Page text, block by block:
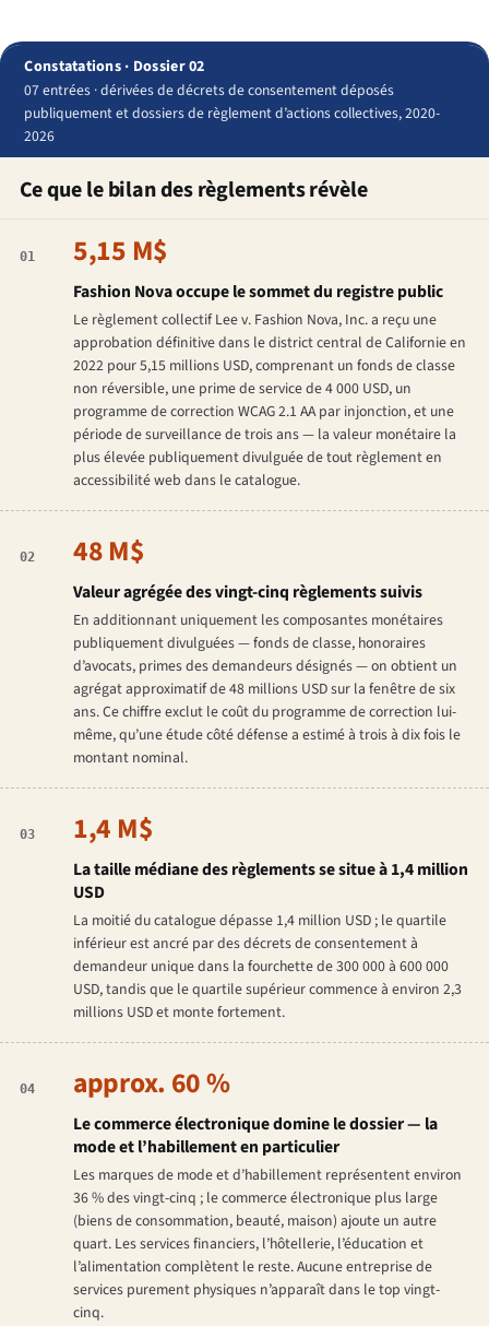
Constatations · Dossier 02
07 entrées · dérivées de décrets de consentement déposés
publiquement et dossiers de règlement d’actions collectives, 2020-
2026
Ce que le bilan des règlements révèle
01 5,15 M$
Fashion Nova occupe le sommet du registre public
Le règlement collectifLee v. Fashion Nova, Inc.a reçu une
approbation définitive dans le district central de Californie en
2022 pour 5,15 millions USD, comprenant un fonds de classe
non réversible, une prime de service de 4 000 USD, un
programme de correction WCAG 2.1 AA par injonction, et une
période de surveillance de trois ans — la valeur monétaire la
plus élevée publiquement divulguée de tout règlement en
accessibilité web dans le catalogue.
02 48 M$
Valeur agrégée des vingt-cinq règlements suivis
En additionnant uniquement les composantes monétaires
publiquement divulguées — fonds de classe, honoraires
d’avocats, primes des demandeurs désignés — on obtient un
agrégat approximatif de 48 millions USD sur la fenêtre de six
ans. Ce chiffre exclut le coût du programme de correction lui-
même, qu’une étude côté défense a estimé à trois à dix fois le
montant nominal.
03 1,4 M$
La taille médiane des règlements se situe à 1,4 million
USD
La moitié du catalogue dépasse 1,4 million USD ; le quartile
inférieur est ancré par des décrets de consentement à
demandeur unique dans la fourchette de 300 000 à 600 000
USD, tandis que le quartile supérieur commence à environ 2,3
millions USD et monte fortement.
04 approx. 60 %
Le commerce électronique domine le dossier — la
mode et l’habillement en particulier
Les marques de mode et d’habillement représentent environ
36 % des vingt-cinq ; le commerce électronique plus large
(biens de consommation, beauté, maison) ajoute un autre
quart. Les services financiers, l’hôtellerie, l’éducation et
l’alimentation complètent le reste. Aucune entreprise de
services purement physiques n’apparaît dans le top vingt-
cinq.